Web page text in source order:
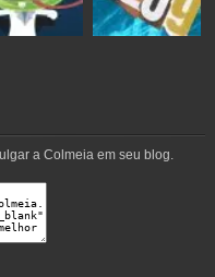
a Colmeia em seu blog.